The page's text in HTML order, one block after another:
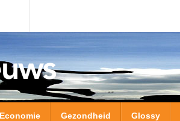
Economie Gezondheid Glossy